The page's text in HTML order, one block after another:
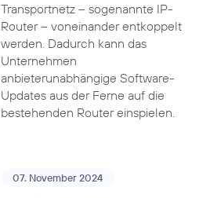
Transportnetz – sogenannte IP-
Router – voneinander entkoppelt
werden. Dadurch kann das
Unternehmen
anbieterunabhängige Software-
Updates aus der Ferne auf die
bestehenden Router einspielen.
07. November 2024